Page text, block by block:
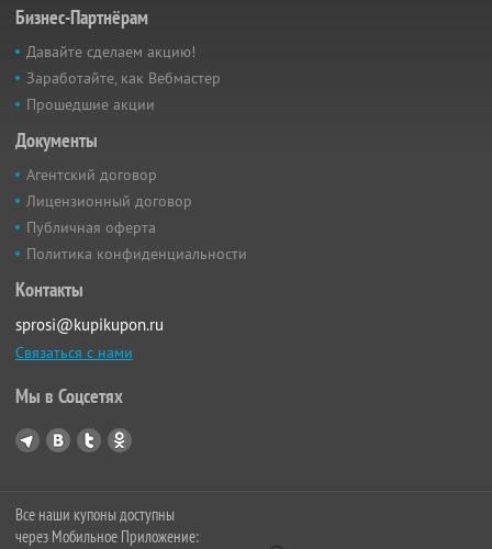
Бизнес-Партнёрам
Давайте сделаем акцию!
Заработайте, как Вебмастер
Прошедшие акции
Документы
Агентский договор
Лицензионный договор
Публичная оферта
Политика конфиденциальности
Контакты
sprosi@kupikupon.ru
Связаться с нами
Мы в Соцсетях
Все наши купоны доступны
через Мобильное Приложение: